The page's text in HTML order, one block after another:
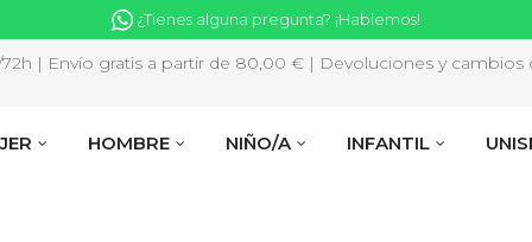
¿Tienes alguna pregunta? ¡Hablemos!
| Envío gratis a partir de 80,00 € | Devoluciones y cambios
HOMBRE NIÑO/A INFANTIL